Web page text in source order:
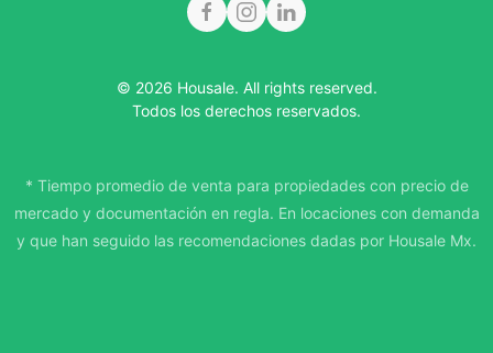
© 2026 Housale. All rights reserved.
Todos los derechos reservados.
* Tiempo promedio de venta para propiedades con precio de
mercado y documentación en regla. En locaciones con demanda
y que han seguido las recomendaciones dadas por Housale Mx.